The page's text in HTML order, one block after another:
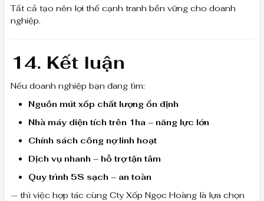
Tất cả tạo nên lợi thế cạnh tranh bền vững cho doanh
nghiệp.
14. Kết luận
Nếu doanh nghiệp bạn đang tìm:
Nguồn mút xốp chất lượng ổn định
Nhà máy diện tích trên 1ha – năng lực lớn
Chính sách công nợ linh hoạt
Dịch vụ nhanh – hỗ trợ tận tâm
Quy trình 5S sạch – an toàn
— thì việc hợp tác cùng Cty Xốp Ngọc Hoàng là lựa chọn